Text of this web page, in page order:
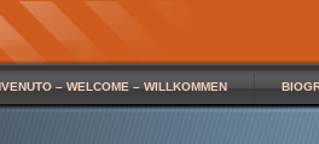
– WELCOME – WILLKOMMEN